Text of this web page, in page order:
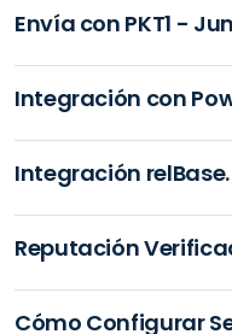
Envía con PKT1 -
Integración con
Integración relBase.
Reputación
Cómo Configurar